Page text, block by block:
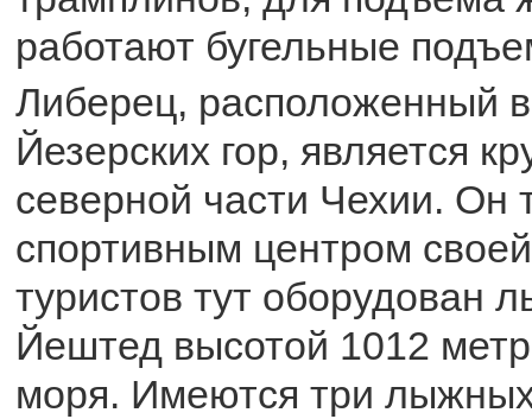
работают бугельные
Либерец, расположенный
Йезерских гор, является
северной части Чехии. Он
спортивным центром
туристов тут оборудован
Йештед высотой 1012
моря. Имеются три